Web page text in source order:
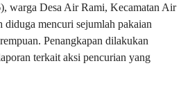
warga Desa Air Rami, Kecamatan Air
diduga mencuri sejumlah pakaian
Penangkapan dilakukan
terkait aksi pencurian yang